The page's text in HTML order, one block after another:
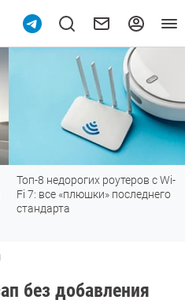
Топ-8 недорогих роутеров с Wi-
Fi 7: все «плюшки» последнего
стандарта
без добавления